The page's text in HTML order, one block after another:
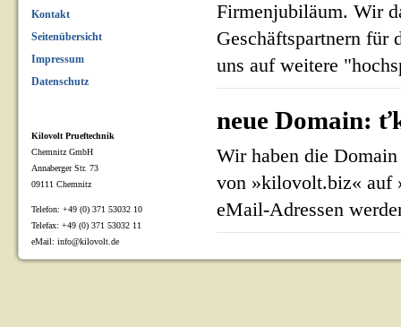
Firmenjubiläum. Wir
Geschäftspartnern für
uns auf weitere
neue Domain:
Wir haben die
von »kilovolt.biz« auf
eMail-Adressen
Kontakt
Seitenübersicht
Impressum
Datenschutz
Kilovolt Prueftechnik
Chemnitz GmbH
Annaberger Str. 73
09111 Chemnitz
Telefon: +49 (0) 371 53032 10
Telefax: +49 (0) 371 53032 11
eMail: info@kilovolt.de